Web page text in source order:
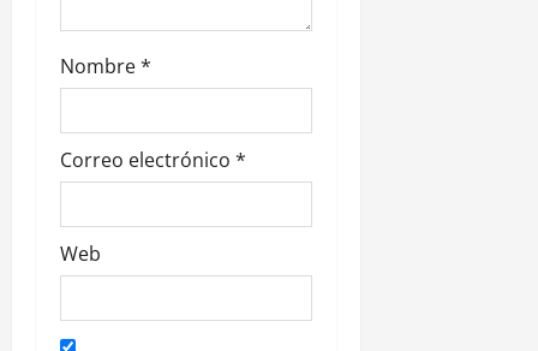
s
Nombre*
Correo electrónico *
Web